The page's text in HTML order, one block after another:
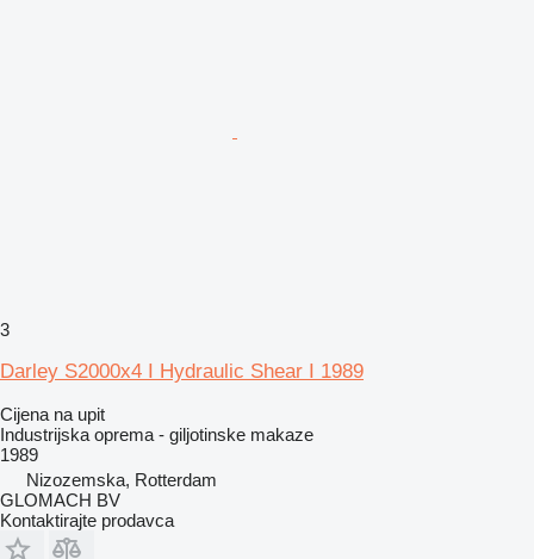
3
Darley S2000x4 I Hydraulic Shear I 1989
Cijena na upit
Industrijska oprema - giljotinske makaze
1989
Nizozemska, Rotterdam
GLOMACH BV
Kontaktirajte prodavca